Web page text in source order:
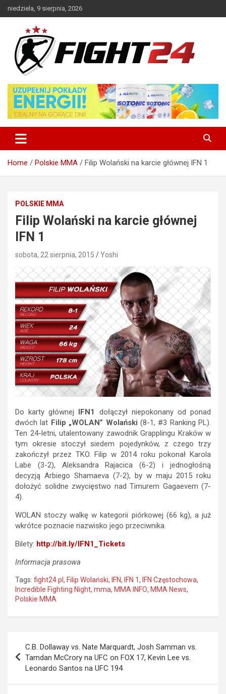
Skip
to
niedziela, 9 sierpnia, 2026
FIGHT24.PL – MMA i K-1, UFC
Home Polskie MMA Filip Wolański na karcie głównej IFN 1
POLSKIE MMA
Filip Wolański na karcie głównej
IFN 1
sobota, 22 sierpnia, 2015 Yoshi
Do karty głównej IFN1
dołączył niepokonany od ponad
dwóch lat Filip „WOLAN” Wolański (8-1, #3 Ranking PL).
Ten 24-letni, utalentowany zawodnik Grapplingu Kraków w
tym okresie stoczył siedem pojedynków, z czego trzy
zakończył przez TKO. Filip w 2014 roku pokonał Karola
Labe (3-2), Aleksandra Rajacica (6-2) i jednogłośną
decyzją Arbiego Shamaeva (7-2), by w maju 2015 roku
dołożyć solidne zwycięstwo nad Timurem Gagaevem (7-
4).
WOLAN stoczy walkę w kategorii piórkowej (66 kg), a już
wkrótce poznacie nazwisko jego przeciwnika.
Bilety: http://bit.ly/IFN1_Tickets
Informacja prasowa
Tags: fight24.pl , Filip Wolański, IFN, IFN 1, IFN Częstochowa,
Incredible Fighting Night, mma, MMA INFO, MMA News,
Polskie MMA
wpisu
C.B. Dollaway vs. Nate Marquardt, Josh Samman vs.
Tamdan McCrory na UFC on FOX 17, Kevin Lee vs.
Leonardo Santos na UFC 194